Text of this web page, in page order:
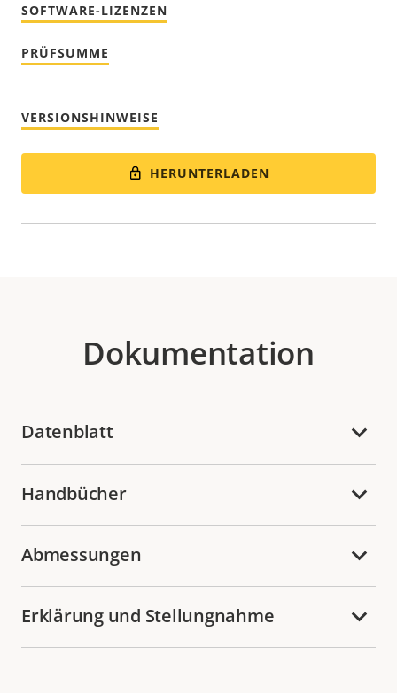
SOFTWARE-LIZENZEN
PRÜFSUMME
VERSIONSHINWEISE
HERUNTERLADEN
Dokumentation
Datenblatt
Handbücher
Abmessungen
Erklärung und Stellungnahme